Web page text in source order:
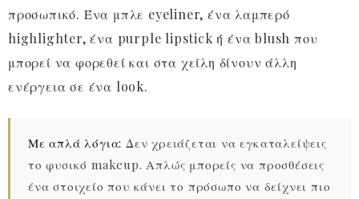
προσωπικό. Ένα μπλε eyeliner, ένα λαμπερό
highlighter, ένα purple lipstick ή ένα blush που
μπορεί να φορεθεί και στα χείλη δίνουν άλλη
ενέργεια σε ένα look.
Με απλά λόγια: Δεν χρειάζεται να εγκαταλείψεις
το φυσικό makeup. Απλώς μπορείς να προσθέσεις
ένα στοιχείο που κάνει το πρόσωπο να δείχνει πιο